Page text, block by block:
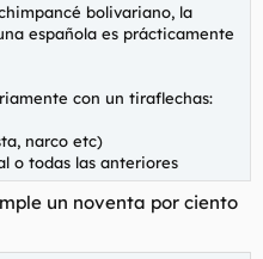
bolivariano, la
española es prácticamente
con un tiraflechas:
narco etc)
o todas las anteriores
un noventa por ciento